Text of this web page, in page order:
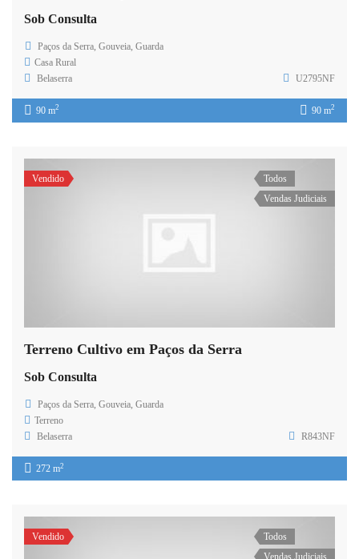
Sob Consulta
Paços da Serra, Gouveia, Guarda
Casa Rural
Belaserra
U2795NF
90 m2 90 m2
Vendido
Todos
Vendas Judiciais
Terreno Cultivo em Paços da Serra
Sob Consulta
Paços da Serra, Gouveia, Guarda
Terreno
Belaserra
R843NF
272 m2
Vendido
Todos